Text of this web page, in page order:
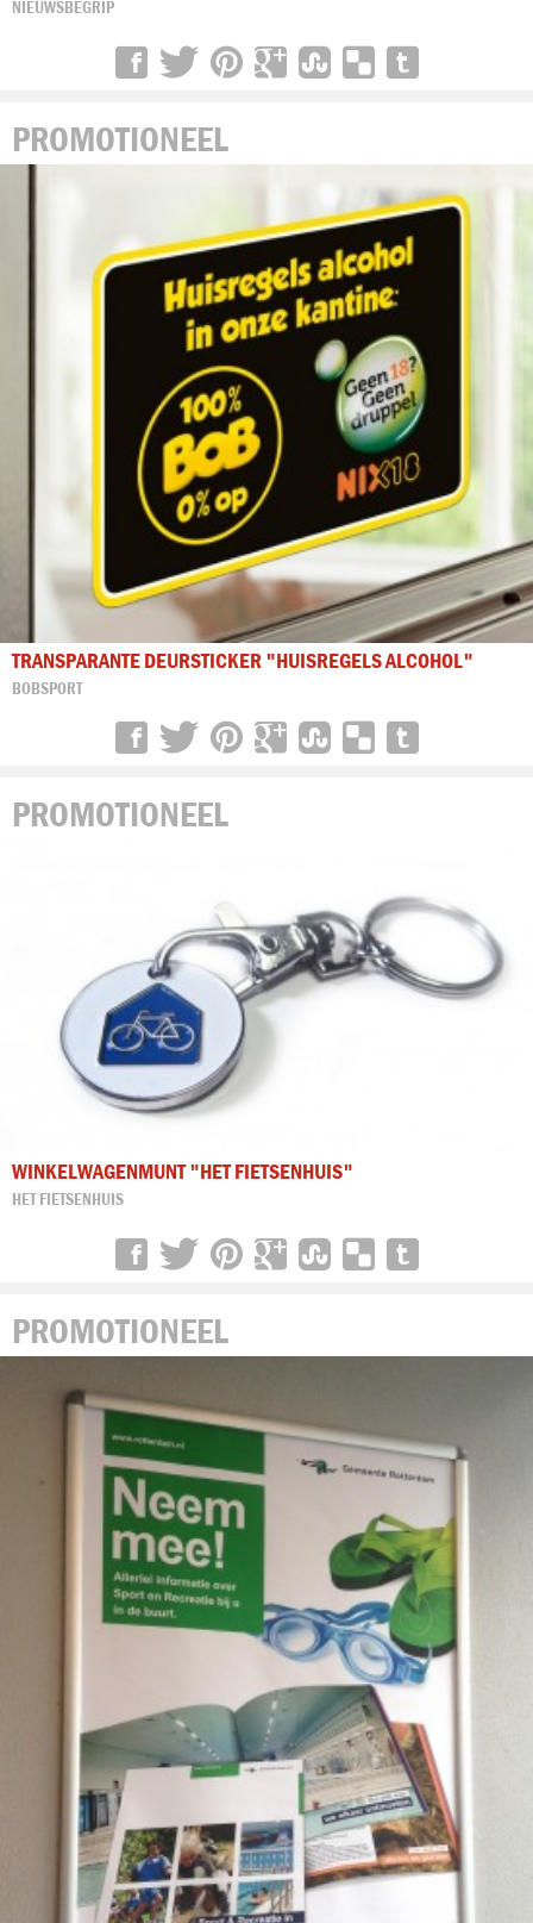
NIEUWSBEGRIP
PROMOTIONEEL
TRANSPARANTE DEURSTICKER "HUISREGELS ALCOHOL"
BOBSPORT
PROMOTIONEEL
WINKELWAGENMUNT "HET FIETSENHUIS"
HET FIETSENHUIS
PROMOTIONEEL